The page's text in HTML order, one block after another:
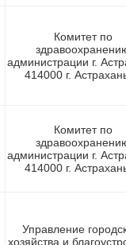
Комитет по
администрации г.
414000 г.
Комитет по
администрации г.
414000 г.
Управление
хозяйства и